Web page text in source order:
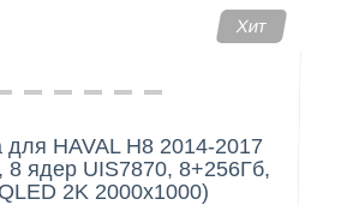
Хит
для HAVAL H8 2014-2017
8 ядер UIS7870, 8+256Гб,
2K 2000x1000)